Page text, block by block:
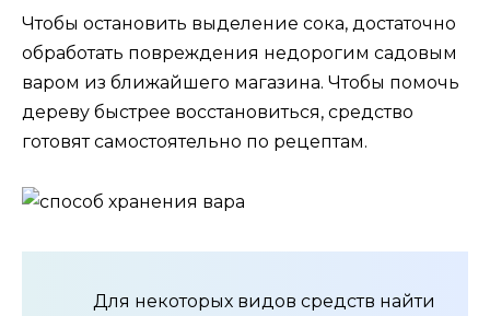
Чтобы остановить выделение сока, достаточно
обработать повреждения недорогим садовым
варом из ближайшего магазина. Чтобы помочь
дереву быстрее восстановиться, средство
готовят самостоятельно по рецептам.
Для некоторых видов средств найти